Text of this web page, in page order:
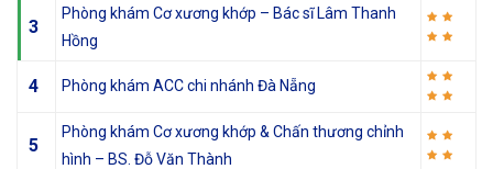
3
Phòng khám Cơ xương khớp – Bác sĩ Lâm Thanh
Hồng
4 Phòng khám ACC chi nhánh Đà Nẵng
5
Phòng khám Cơ xương khớp & Chấn thương chỉnh
hình – BS. Đỗ Văn Thành